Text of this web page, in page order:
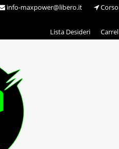
info-maxpower@libero.it
Corso
Lista Desideri